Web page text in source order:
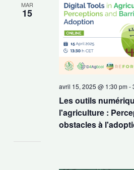
MAR
15
Les outils
l'agriculture :
obstacles à
avril 15, 2025 @ 1:30 pm-